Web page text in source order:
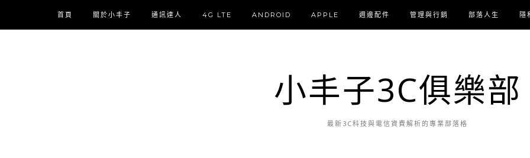
首頁 關於小丰子 通訊達人 4G LTE ANDROID APPLE 週邊配件 管理與行銷 部落人生 隱
小丰子3C俱樂部
最新3C科技與電信資費解析的專業部落格